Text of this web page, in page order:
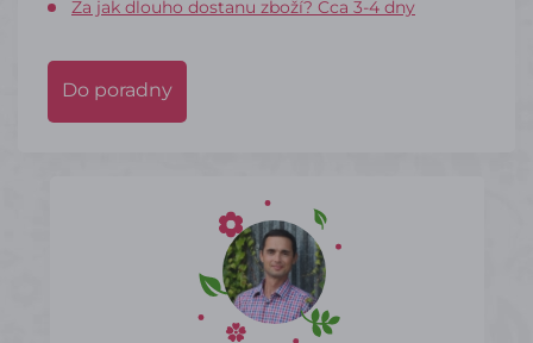
Za jak dlouho dostanu zboží? Cca 3-4 dny
Do poradny